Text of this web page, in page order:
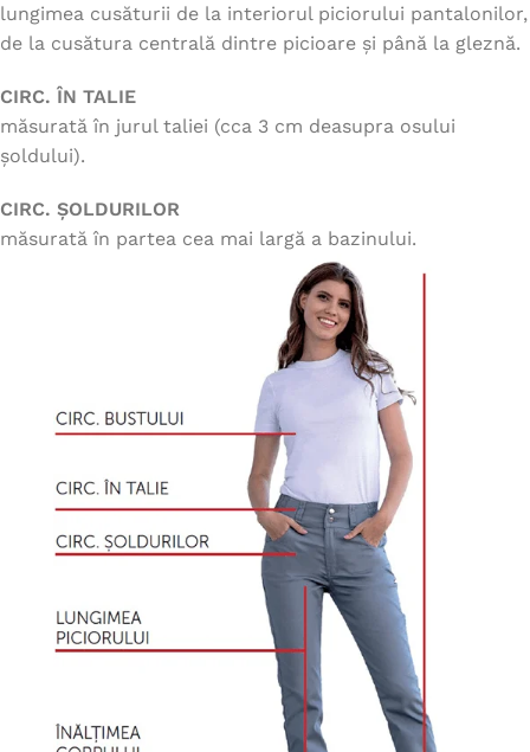
lungimea cusăturii de la interiorul piciorului pantalonilor,
de la cusătura centrală dintre picioare și până la gleznă.
CIRC. ÎN TALIE
măsurată în jurul taliei (cca 3 cm deasupra osului
șoldului).
CIRC. ȘOLDURILOR
măsurată în partea cea mai largă a bazinului.